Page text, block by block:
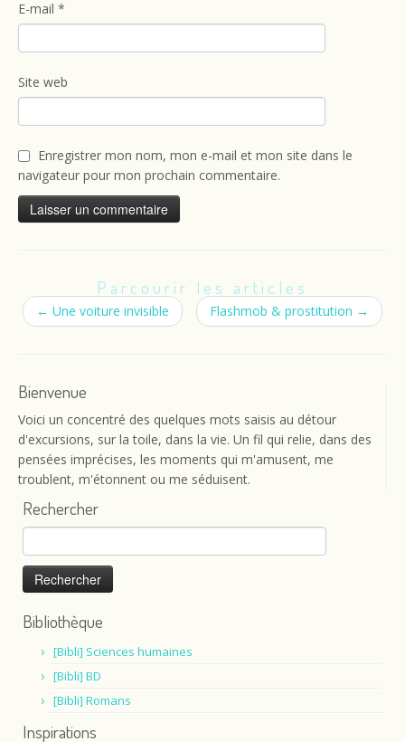
E-mail *
Site web
Enregistrer mon nom, mon e-mail et mon site dans le
navigateur pour mon prochain commentaire.
Parcourir les articles
← Une voiture invisible Flashmob & prostitution →
Bienvenue
Voici un concentré des quelques mots saisis au détour
d'excursions, sur la toile, dans la vie. Un fil qui relie, dans des
pensées imprécises, les moments qui m'amusent, me
troublent, m'étonnent ou me séduisent.
Rechercher
Rechercher :
Bibliothèque
[Bibli] Sciences humaines
[Bibli] BD
[Bibli] Romans
Inspirations